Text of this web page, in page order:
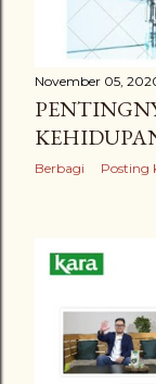
November 05,
Berbagi Posting